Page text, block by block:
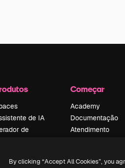
de IA
de
para voz
Começar
Academy
Documentação
Atendimento
Política de
By clicking “Accept All Cookies”, you